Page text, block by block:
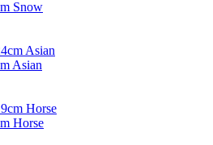
Snow
Asian
Horse